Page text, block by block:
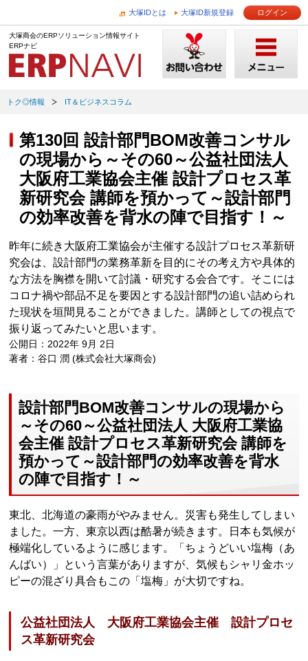
大塚IDとは 大塚ID新規登録 ログイン
大塚商会のERPソリューション情報サイト
ERPナビ
トク◎情報 IT＆ビジネスコラム
第130回 設計部門BOM改善コンサル
の現場から～その60～公益社団法人
大阪府工業協会主催 設計プロセス革
新研究会 講師を預かって～設計部門
の効率改善を背水の陣で目指す！～
昨年に続き大阪府工業協会が主催する設計プロセス革新研
究会は、設計部門の業務革新を目的にその考え方や具体的
な方法を胸襟を開いて討議・研究する会合です。そこには
コロナ禍や部品不足を要因とする設計部門の追い詰められ
た現状を垣間見ることができました。講師としての視点で
振り返ってみたいと思います。
公開日：2022年 9月 2日
著者：谷口 潤 (株式会社大塚商会)
設計部門BOM改善コンサルの現場から
～その60～公益社団法人 大阪府工業協
会主催 設計プロセス革新研究会 講師を
預かって～設計部門の効率改善を背水
の陣で目指す！～
東北、北海道の豪雨がやみません。災害も発生してしまい
ました。一方、東京以西は酷暑が続きます。日本も気候が
極端化しているように感じます。「ちょうどいい塩梅（あ
んばい）」という言葉がありますが、気候もシャリ金ホッ
ピーの混ざり具合もこの「塩梅」が大切ですね。
公益社団法人 大阪府工業協会主催 設計プロセ
ス革新研究会